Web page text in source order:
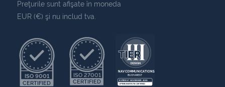
Preţurile sunt afişate în moneda
EUR (€) şi nu includ tva.
ISO 9001
CERTIFIED
ISO 27001
CERTIFIED
NAV COMMUNICATIONS
BUCHAREST
EXPIRES 7 NOVEMBER 2030
UPTIME INSTITUTE CERTIFIED